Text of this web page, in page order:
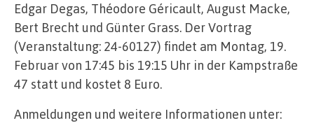
Edgar Degas, Théodore Géricault, August Macke,
Bert Brecht und Günter Grass. Der Vortrag
(Veranstaltung: 24-60127) findet am Montag, 19.
Februar von 17:45 bis 19:15 Uhr in der Kampstraße
47 statt und kostet 8 Euro.
Anmeldungen und weitere Informationen unter: